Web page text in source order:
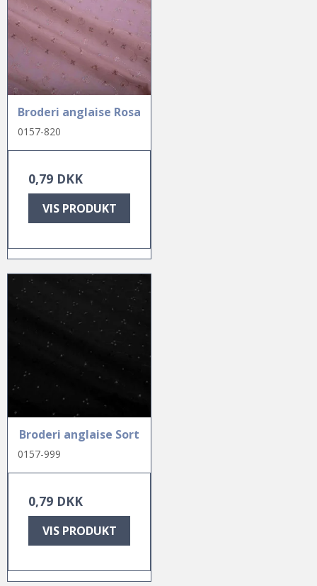
Broderi anglaise Rosa
0157-820
0,79 DKK
VIS PRODUKT
Broderi anglaise Sort
0157-999
0,79 DKK
VIS PRODUKT